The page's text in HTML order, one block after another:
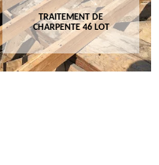
TRAITEMENT DE
CHARPENTE 46 LOT